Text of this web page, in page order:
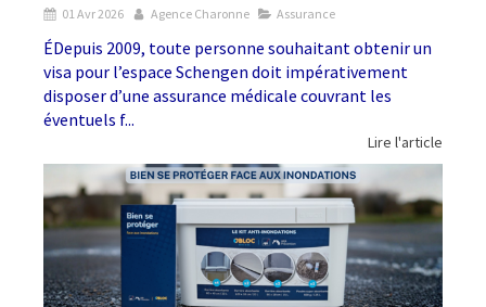
01 Avr 2026 Agence Charonne Assurance
ÉDepuis 2009, toute personne souhaitant obtenir un
visa pour l’espace Schengen doit impérativement
disposer d’une assurance médicale couvrant les
éventuels f...
Lire l'article